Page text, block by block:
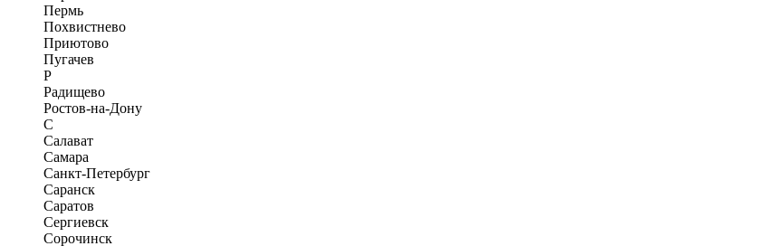
Пермь
Похвистнево
Приютово
Пугачев
Р
Радищево
Ростов-на-Дону
С
Салават
Самара
Санкт-Петербург
Саранск
Саратов
Сергиевск
Сорочинск